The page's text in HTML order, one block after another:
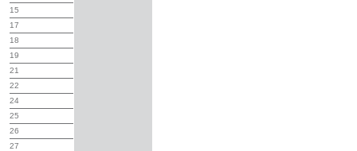
15
17
18
19
21
22
24
25
26
27